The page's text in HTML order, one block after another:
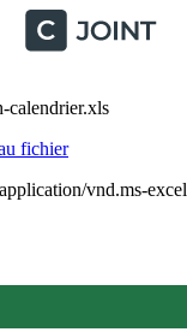
fichier
vnd.ms-excel